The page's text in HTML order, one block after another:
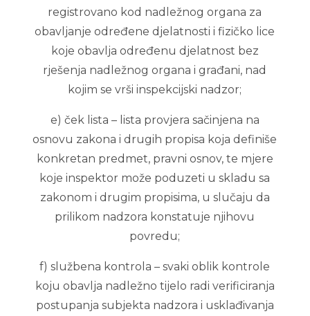
registrovano kod nadležnog organa za
obavljanje određene djelatnosti i fizičko lice
koje obavlja određenu djelatnost bez
rješenja nadležnog organa i građani, nad
kojim se vrši inspekcijski nadzor;
e) ček lista – lista provjera sačinjena na
osnovu zakona i drugih propisa koja definiše
konkretan predmet, pravni osnov, te mjere
koje inspektor može poduzeti u skladu sa
zakonom i drugim propisima, u slučaju da
prilikom nadzora konstatuje njihovu
povredu;
f) službena kontrola – svaki oblik kontrole
koju obavlja nadležno tijelo radi verificiranja
postupanja subjekta nadzora i usklađivanja